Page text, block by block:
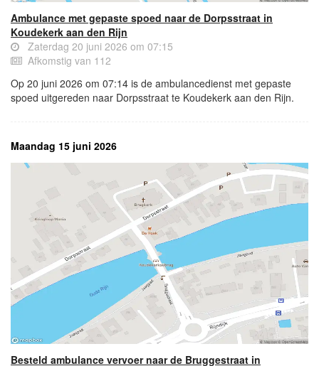
Ambulance met gepaste spoed naar de Dorpsstraat in
Koudekerk aan den Rijn
Zaterdag 20 juni 2026 om 07:15
Afkomstig van 112
Op 20 juni 2026 om 07:14 is de ambulancedienst met gepaste
spoed uitgereden naar Dorpsstraat te Koudekerk aan den Rijn.
Maandag 15 juni 2026
Besteld ambulance vervoer naar de Bruggestraat in